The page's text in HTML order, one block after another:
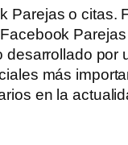
Parejas o citas.
desarrollado por
más
en la